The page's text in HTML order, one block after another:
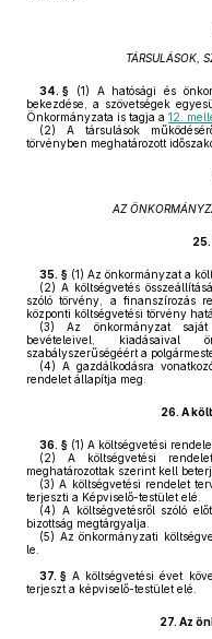
TÁRSULÁSOK,
34. § (1) A hatósági és
bekezdése, a szövetségek
Önkormányzata is tagja a 12.
(2) A társulások
törvényben meghatározott
AZ
25.
35. § (1) Az önkormányzat a
(2) A költségvetés
szóló törvény, a finanszírozás
központi költségvetési törvény
(3) Az önkormányzat saját
bevételeivel, kiadásaival
szabályszerűségéért a
(4) A gazdálkodásra
rendelet állapítja meg.
26. A
36. § (1) A költségvetési
(2) A költségvetési
meghatározottak szerint kell
(3) A költségvetési rendelet
terjeszti a Képviselő-testület elé.
(4) A költségvetésről szóló
bizottság megtárgyalja.
(5) Az önkormányzati
le.
37. § A költségvetési évet
terjeszt a képviselő-testület elé.
27. Az